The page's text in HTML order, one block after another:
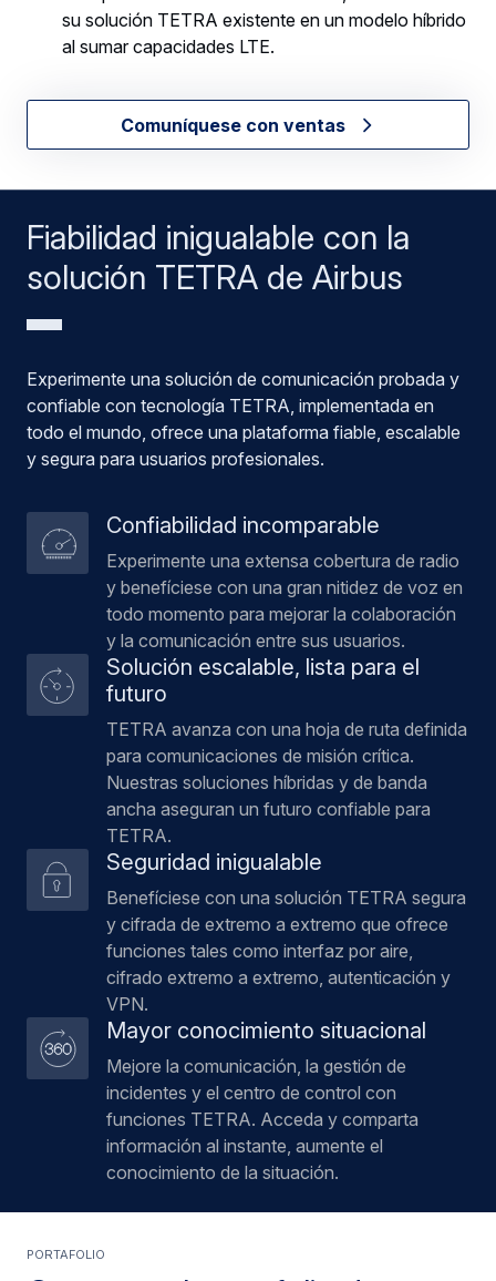
su solución TETRA existente en un modelo híbrido
al sumar capacidades LTE.
Comuníquese con ventas
Fiabilidad inigualable con la
solución TETRA de Airbus
Experimente una solución de comunicación probada y
confiable con tecnología TETRA, implementada en
todo el mundo, ofrece una plataforma fiable, escalable
y segura para usuarios profesionales.
Confiabilidad incomparable
Experimente una extensa cobertura de radio
y benefíciese con una gran nitidez de voz en
todo momento para mejorar la colaboración
y la comunicación entre sus usuarios.
Solución escalable, lista para el
futuro
TETRA avanza con una hoja de ruta definida
para comunicaciones de misión crítica.
Nuestras soluciones híbridas y de banda
ancha aseguran un futuro confiable para
TETRA.
Seguridad inigualable
Benefíciese con una solución TETRA segura
y cifrada de extremo a extremo que ofrece
funciones tales como interfaz por aire,
cifrado extremo a extremo, autenticación y
VPN.
Mayor conocimiento situacional
Mejore la comunicación, la gestión de
incidentes y el centro de control con
funciones TETRA. Acceda y comparta
información al instante, aumente el
conocimiento de la situación.
PORTAFOLIO